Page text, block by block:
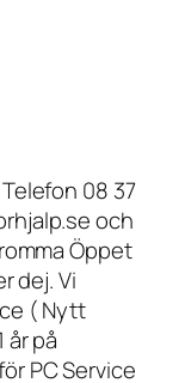
08 37
och
Öppet
dej. Vi
( Nytt
år på
PC Service